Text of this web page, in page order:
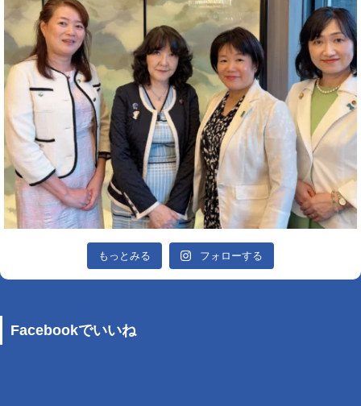
もっとみる フォローする
Facebookでいいね